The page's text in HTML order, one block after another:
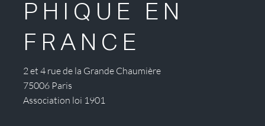
PHIQUE EN
FRANCE
2 et 4 rue de la Grande Chaumière
75006 Paris
Association loi 1901